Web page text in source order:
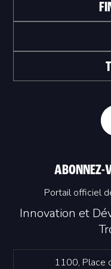
Innovation et
1100, Place
ABONNEZ-
Portail officiel